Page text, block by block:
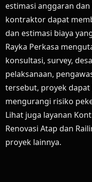
estimasi anggaran
kontraktor dapat
dan estimasi biaya
Rayka Perkasa
konsultasi, survey,
pelaksanaan,
tersebut, proyek
mengurangi risiko
Lihat juga layanan
Renovasi Atap dan
proyek lainnya.